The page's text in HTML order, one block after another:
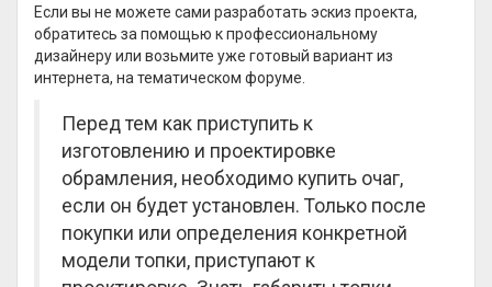
Если вы не можете сами разработать эскиз проекта,
обратитесь за помощью к профессиональному
дизайнеру или возьмите уже готовый вариант из
интернета, на тематическом форуме.
Перед тем как приступить к
изготовлению и проектировке
обрамления, необходимо купить очаг,
если он будет установлен. Только после
покупки или определения конкретной
модели топки, приступают к